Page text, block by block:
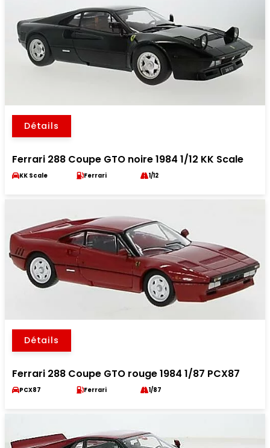
Détails
Ferrari 288 Coupe GTO noire 1984 1/12 KK Scale
KK Scale Ferrari 1/12
Détails
Ferrari 288 Coupe GTO rouge 1984 1/87 PCX87
PCX87 Ferrari 1/87